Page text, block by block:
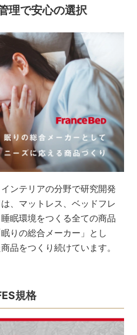
理で安心の選択
ンテリアの分野で研究開発
、マットレス、ベッドフレ
眠環境をつくる全ての商品
りの総合メーカー」とし
品をつくり続けています。
規格